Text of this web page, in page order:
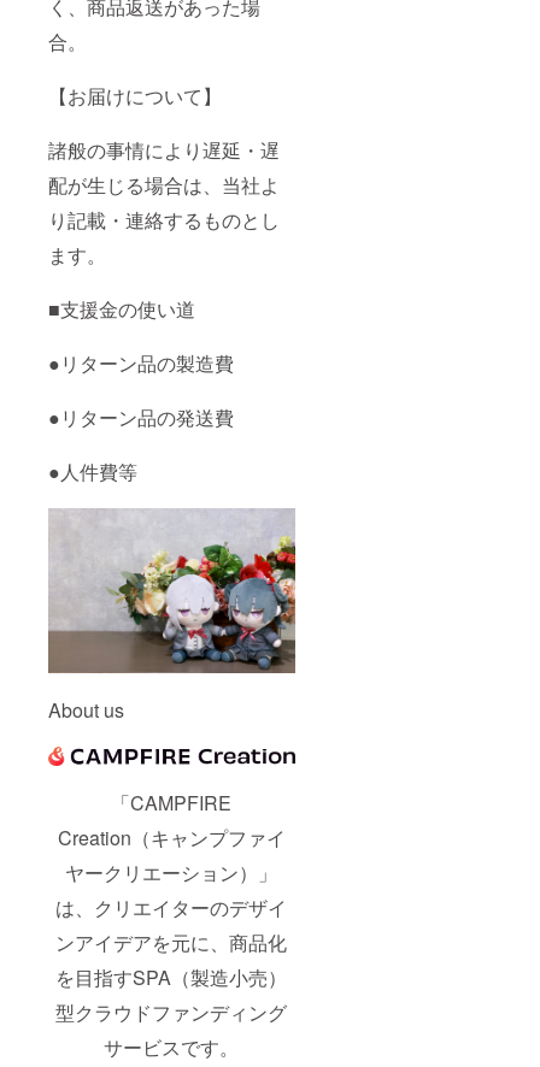
く、商品返送があった場
合。
【お届けについて】
諸般の事情により遅延・遅
配が生じる場合は、当社よ
り記載・連絡するものとし
ます。
■支援金の使い道
●リターン品の製造費
●リターン品の発送費
●人件費等
About us
「CAMPFIRE
Creation（キャンプファイ
ヤークリエーション）」
は、クリエイターのデザイ
ンアイデアを元に、商品化
を目指すSPA（製造小売）
型クラウドファンディング
サービスです。